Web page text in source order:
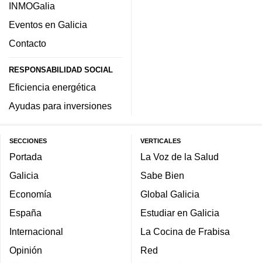
INMOGalia
Eventos en Galicia
Contacto
RESPONSABILIDAD SOCIAL
Eficiencia energética
Ayudas para inversiones
SECCIONES
Portada
Galicia
Economía
España
Internacional
Opinión
VERTICALES
La Voz de la Salud
Sabe Bien
Global Galicia
Estudiar en Galicia
La Cocina de Frabisa
Red